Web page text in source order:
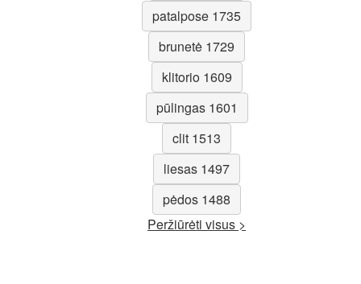
patalpose 1735
brunetė 1729
klitorio 1609
pūlingas 1601
clit 1513
liesas 1497
pėdos 1488
Peržiūrėti visus >